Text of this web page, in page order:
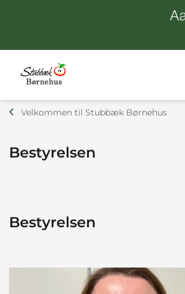
Velkommen til Stubbæk Børnehus
Bestyrelsen
Bestyrelsen